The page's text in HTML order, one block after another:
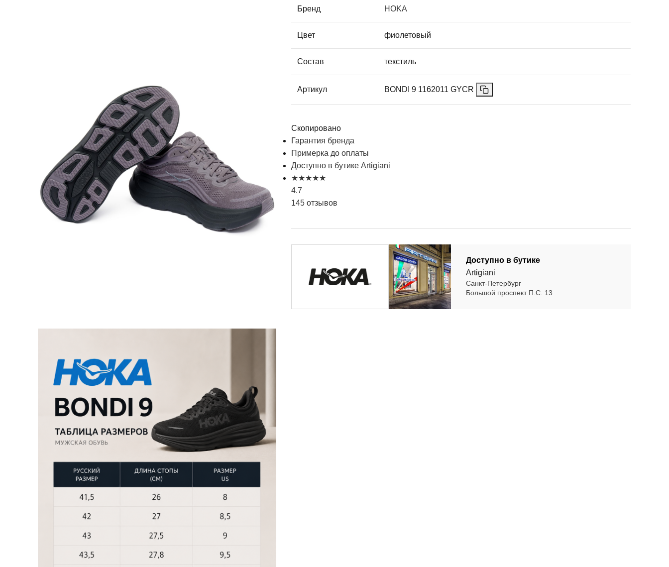
Бренд HOKA
Цвет фиолетовый
Состав текстиль
Артикул BONDI 9 1162011 GYCR
Скопировано
Гарантия бренда
Примерка до оплаты
Доступно в бутике Artigiani
★★★★★
4.7
145 отзывов
Доступно в бутике
Artigiani
Санкт-Петербург
Большой проспект П.С. 13